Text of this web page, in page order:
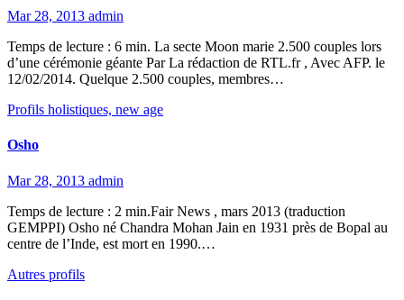
Mar 28, 2013 admin
Temps de lecture : 6 min. La secte Moon marie 2.500 couples lors
d’une cérémonie géante Par La rédaction de RTL.fr , Avec AFP. le
12/02/2014. Quelque 2.500 couples, membres…
Profils holistiques, new age
Osho
Mar 28, 2013 admin
Temps de lecture : 2 min.Fair News , mars 2013 (traduction
GEMPPI) Osho né Chandra Mohan Jain en 1931 près de Bopal au
centre de l’Inde, est mort en 1990.…
Autres profils